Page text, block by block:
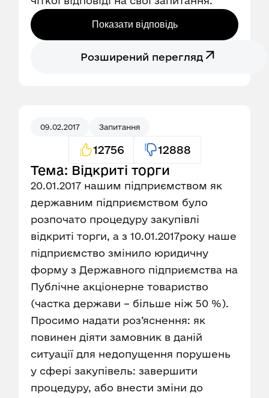
Показати відповідь
Розширений перегляд
09.02.2017 Запитання
12756 12888
Тема: Відкриті торги
20.01.2017 нашим підприємством як
державним підприємством було
розпочато процедуру закупівлі
відкриті торги, а з 10.01.2017року наше
підприємство змінило юридичну
форму з Державного підприємства на
Публічне акціонерне товариство
(частка держави – більше ніж 50 %).
Просимо надати роз’яснення: як
повинен діяти замовник в даній
ситуації для недопущення порушень
у сфері закупівель: завершити
процедуру, або внести зміни до